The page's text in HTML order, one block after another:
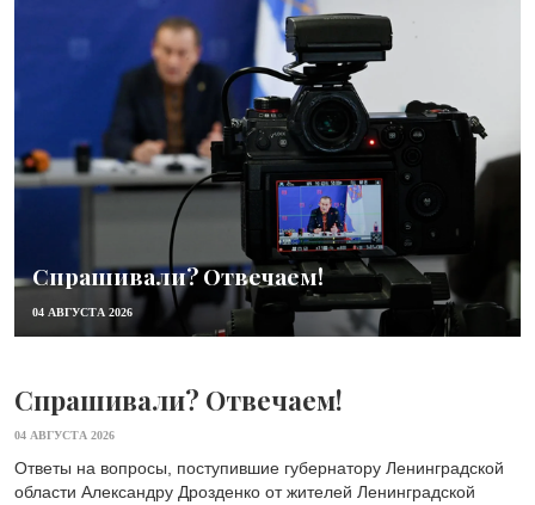
Спрашивали? Отвечаем!
04 АВГУСТА 2026
Спрашивали? Отвечаем!
04 АВГУСТА 2026
Ответы на вопросы, поступившие губернатору Ленинградской
области Александру Дрозденко от жителей Ленинградской